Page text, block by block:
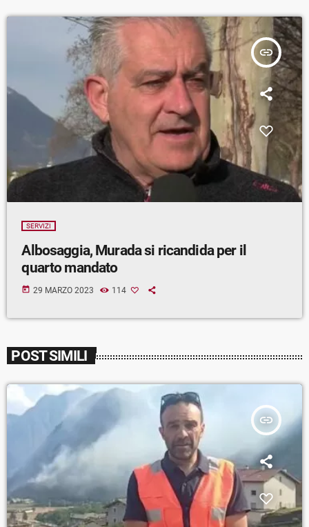
insert_link
SERVIZI
Albosaggia, Murada si ricandida per il
quarto mandato
today 29 MARZO 2023 114
POST SIMILI
insert_link